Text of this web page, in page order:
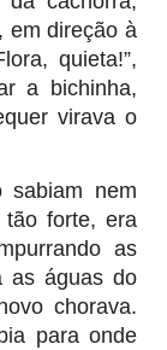
em direção à
quieta!”,
a bichinha,
virava o
sabiam nem
forte, era
as
as águas do
chorava.
para onde